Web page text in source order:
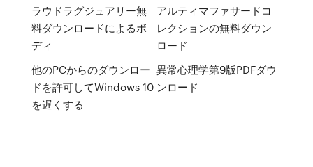
ラウドラグジュアリー無
料ダウンロードによるボ
ディ
他のPCからのダウンロー
ドを許可してWindows 10
を遅くする
アルティマファサードコ
レクションの無料ダウン
ロード
異常心理学第9版PDFダウ
ンロード